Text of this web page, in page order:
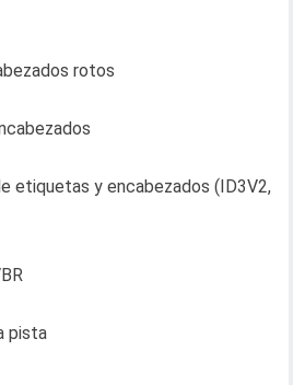
rotos
etiquetas y encabezados (ID3V2,
pista